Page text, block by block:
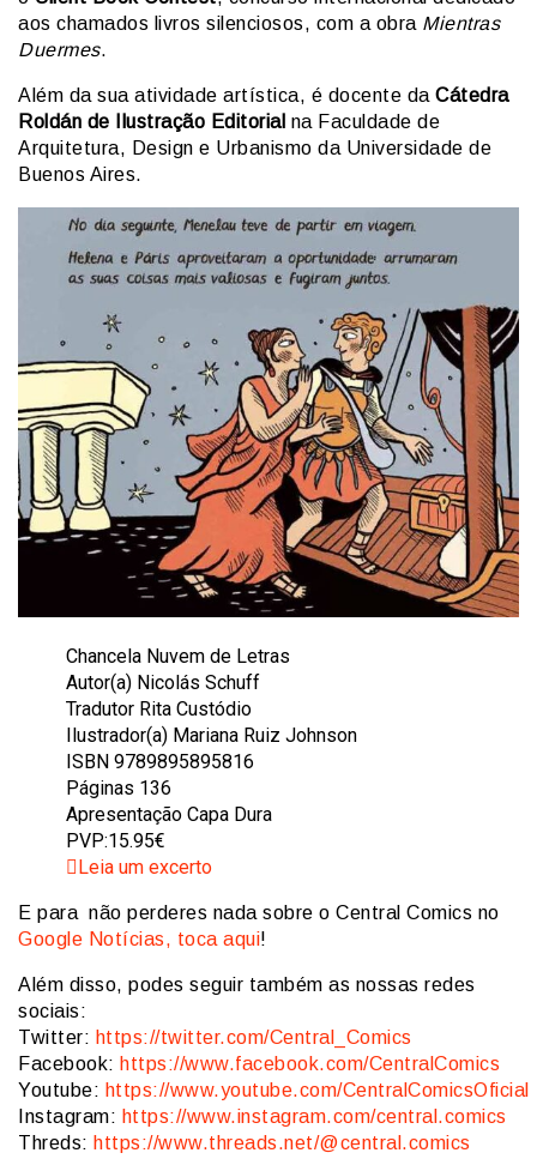
aos chamados livros silenciosos, com a obra Mientras
Duermes.
Além da sua atividade artística, é docente da Cátedra
Roldán de Ilustração Editorial na Faculdade de
Arquitetura, Design e Urbanismo da Universidade de
Buenos Aires.
Chancela Nuvem de Letras
Autor(a) Nicolás Schuff
Tradutor Rita Custódio
Ilustrador(a) Mariana Ruiz Johnson
ISBN 9789895895816
Páginas 136
Apresentação Capa Dura
PVP:15.95€
Leia um excerto
E para não perderes nada sobre o Central Comics no
Google Notícias, toca aqui!
Além disso, podes seguir também as nossas redes
sociais:
Twitter: https://twitter.com/Central_Comics
Facebook: https://www.facebook.com/CentralComics
Youtube: https://www.youtube.com/CentralComicsOficial
Instagram: https://www.instagram.com/central.comics
Threds: https://www.threads.net/@central.comics